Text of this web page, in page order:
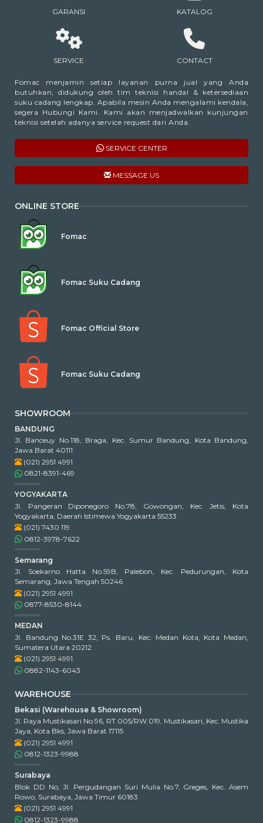
GARANSI KATALOG
SERVICE CONTACT
Fomac menjamin setiap layanan purna jual yang Anda
butuhkan, didukung oleh tim teknisi handal & ketersediaan
suku cadang lengkap. Apabila mesin Anda mengalami kendala,
segera Hubungi Kami. Kami akan menjadwalkan kunjungan
teknisi setelah adanya service request dari Anda.
SERVICE CENTER
MESSAGE US
ONLINE STORE
Fomac
Fomac Official Store
Fomac Suku Cadang
Fomac Suku Cadang
SHOWROOM
BANDUNG
Jl. Banceuy No.118, Braga, Kec. Sumur Bandung, Kota Bandung,
Jawa Barat 40111
(021) 2951 4991
0821-8391-469
YOGYAKARTA
Jl. Pangeran Diponegoro No.78, Gowongan, Kec. Jetis, Kota
Yogyakarta, Daerah Istimewa Yogyakarta 55233
(021) 7430 119
0812-3978-7622
Semarang
Jl. Soekarno Hatta No.59B, Palebon, Kec. Pedurungan, Kota
Semarang, Jawa Tengah 50246
(021) 2951 4991
0877-8530-8144
MEDAN
Jl. Bandung No.31E 32, Ps. Baru, Kec. Medan Kota, Kota Medan,
Sumatera Utara 20212
(021) 2951 4991
0882-1143-6043
WAREHOUSE
Bekasi (Warehouse & Showroom)
Jl. Raya Mustikasari No.96, RT.005/RW.019, Mustikasari, Kec. Mustika
Jaya, Kota Bks, Jawa Barat 17115
(021) 2951 4991
0812-1323-9988
Surabaya
Blok DD No, Jl. Pergudangan Suri Mulia No.7, Greges, Kec. Asem
Rowo, Surabaya, Jawa Timur 60183
(021) 2951 4991
0812-1323-9988